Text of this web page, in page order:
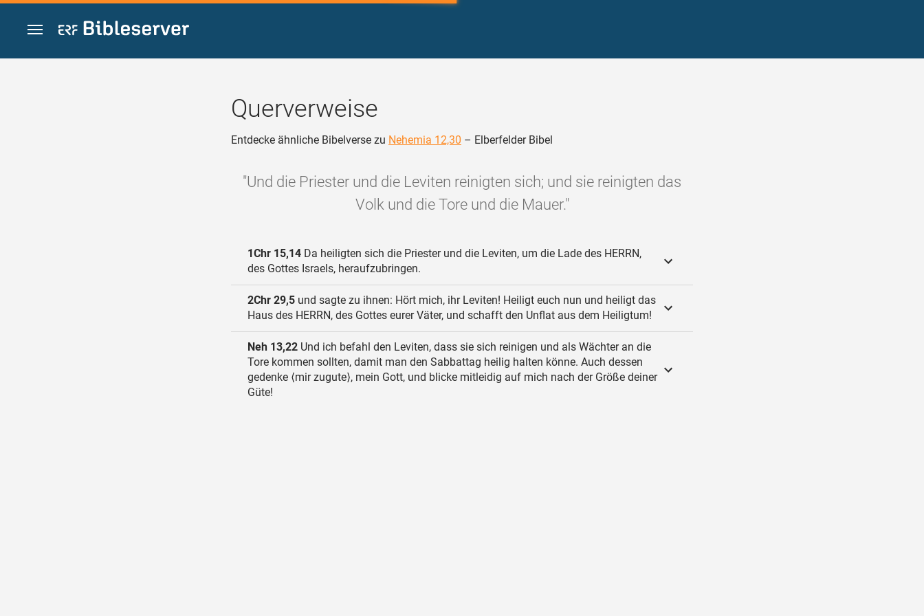
Zum Inhalt springen
Querverweise
Entdecke ähnliche Bibelverse zu Nehemia 12,30 – Elberfelder Bibel
"Und die Priester und die Leviten reinigten sich; und sie reinigten das
Volk und die Tore und die Mauer."
1Chr 15,14 Da heiligten sich die Priester und die Leviten, um die Lade des HERRN,
des Gottes Israels, heraufzubringen.
2Chr 29,5 und sagte zu ihnen: Hört mich, ihr Leviten! Heiligt euch nun und heiligt das
Haus des HERRN, des Gottes eurer Väter, und schafft den Unflat aus dem Heiligtum!
Neh 13,22 Und ich befahl den Leviten, dass sie sich reinigen und als Wächter an die
Tore kommen sollten, damit man den Sabbattag heilig halten könne. Auch dessen
gedenke ⟨mir zugute⟩, mein Gott, und blicke mitleidig auf mich nach der Größe deiner
Güte!